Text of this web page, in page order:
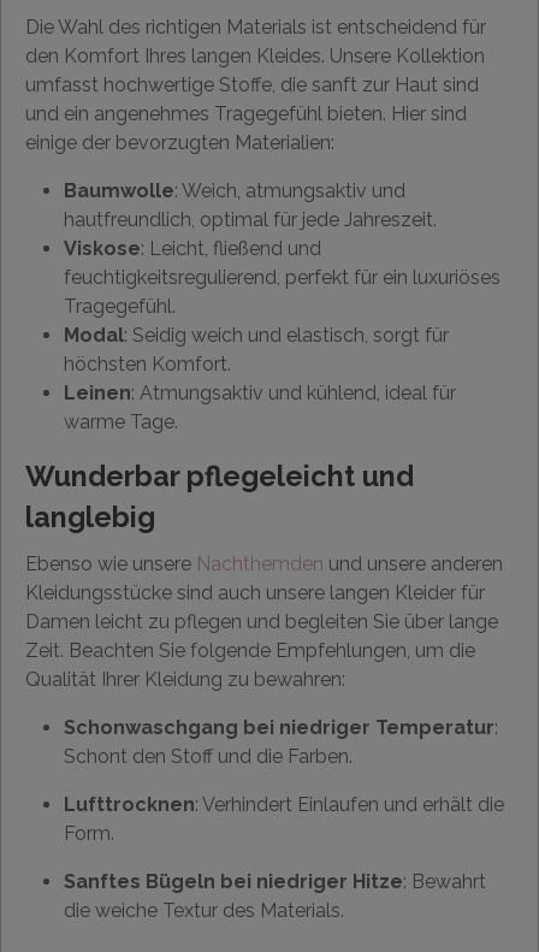
Die Wahl des richtigen Materials ist entscheidend für
den Komfort Ihres langen Kleides. Unsere Kollektion
umfasst hochwertige Stoffe, die sanft zur Haut sind
und ein angenehmes Tragegefühl bieten. Hier sind
einige der bevorzugten Materialien:
Baumwolle: Weich, atmungsaktiv und
hautfreundlich, optimal für jede Jahreszeit.
Viskose: Leicht, fließend und
feuchtigkeitsregulierend, perfekt für ein luxuriöses
Tragegefühl.
Modal: Seidig weich und elastisch, sorgt für
höchsten Komfort.
Leinen: Atmungsaktiv und kühlend, ideal für
warme Tage.
Wunderbar pflegeleicht und
langlebig
Ebenso wie unsere Nachthemden und unsere anderen
Kleidungsstücke sind auch unsere langen Kleider für
Damen leicht zu pflegen und begleiten Sie über lange
Zeit. Beachten Sie folgende Empfehlungen, um die
Qualität Ihrer Kleidung zu bewahren:
Schonwaschgang bei niedriger Temperatur:
Schont den Stoff und die Farben.
Lufttrocknen: Verhindert Einlaufen und erhält die
Form.
Sanftes Bügeln bei niedriger Hitze: Bewahrt
die weiche Textur des Materials.